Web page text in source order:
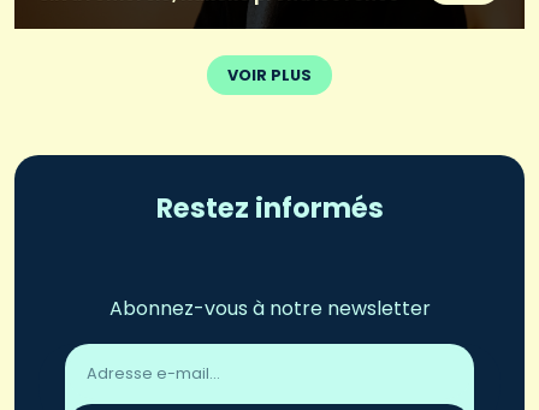
VOIR PLUS
Restez informés
Abonnez-vous à notre newsletter
Adresse
email